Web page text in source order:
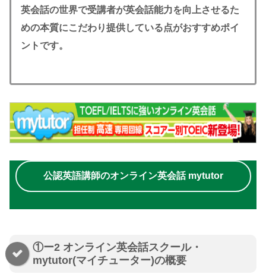
英会話の世界で受講者が英会話能力を向上させるた
めの本質にこだわり提供している点がおすすめポイ
ントです。
公認英語講師のオンライン英会話 mytutor
①ー2 オンライン英会話スクール・
mytutor(マイチューター)の概要